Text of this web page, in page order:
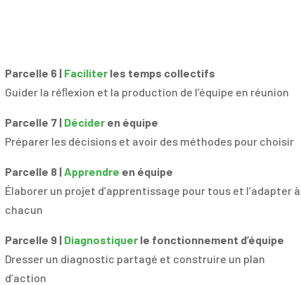
Parcelle 6 | Faciliterles temps collectifs
Guider la réﬂexion et la production de l’équipe en réunion
Parcelle 7 | Décider enéquipe
Préparer les décisions et avoir des méthodes pour choisir
Parcelle 8 |Apprendre enéquipe
Élaborer un projet d’apprentissage pour tous et l’adapter à
chacun
Parcelle 9 | Diagnostiquerle fonctionnement d’équipe
Dresser un diagnostic partagé et construire un plan
d’action